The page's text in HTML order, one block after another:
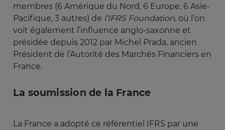
membres (6 Amérique du Nord, 6 Europe, 6 Asie-
Pacifique, 3 autres) de l’IFRS Foundation, où l’on
voit également l’influence anglo-saxonne et
présidée depuis 2012 par Michel Prada, ancien
Président de l’Autorité des Marchés Financiers en
France.
La soumission de la France
La France a adopté ce référentiel IFRS par une